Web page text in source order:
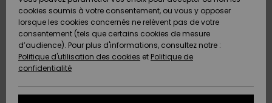
Nouveautés
A
Découvrir
Nouveautés
A
Découvrir
A
Découvrir
Communauté
AIDE &
CONTACT
Quiksilver
Freedom
Protection
des
MAGASINS
QUIKSILVER
cookies soumis à votre consentement, ou vous y opposer
lorsque les cookies concernés ne relèvent pas de votre
consentement (tels que certains cookies de mesure
d’audience). Pour plus d'informations, consultez notre :
Politique d'utilisation des cookies et Politique de
confidentialité